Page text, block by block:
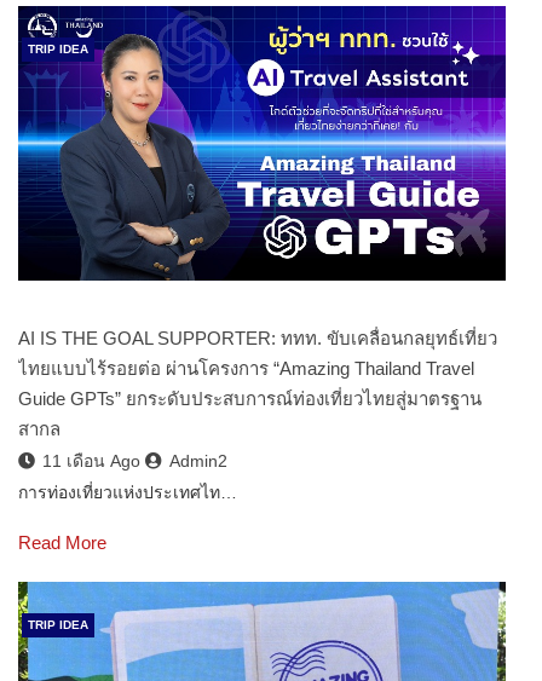
TRIP IDEA
AI IS THE GOAL SUPPORTER: ททท. ขับเคลื่อนกลยุทธ์เที่ยว
ไทยแบบไร้รอยต่อ ผ่านโครงการ “Amazing Thailand Travel
Guide GPTs” ยกระดับประสบการณ์ท่องเที่ยวไทยสู่มาตรฐาน
สากล
11 เดือน Ago
Admin2
การท่องเที่ยวแห่งประเทศไท…
Read More
TRIP IDEA